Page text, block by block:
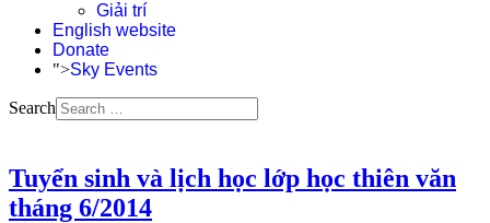
Giải trí
English website
Donate
">Sky Events
Search
Tuyển sinh và lịch học lớp học thiên văn
tháng 6/2014